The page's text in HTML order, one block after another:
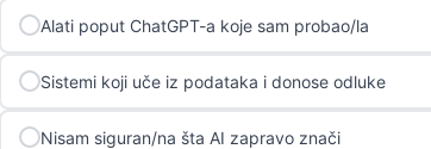
Alati poput ChatGPT-a koje sam probao/la
Sistemi koji uče iz podataka i donose odluke
Nisam siguran/na šta AI zapravo znači